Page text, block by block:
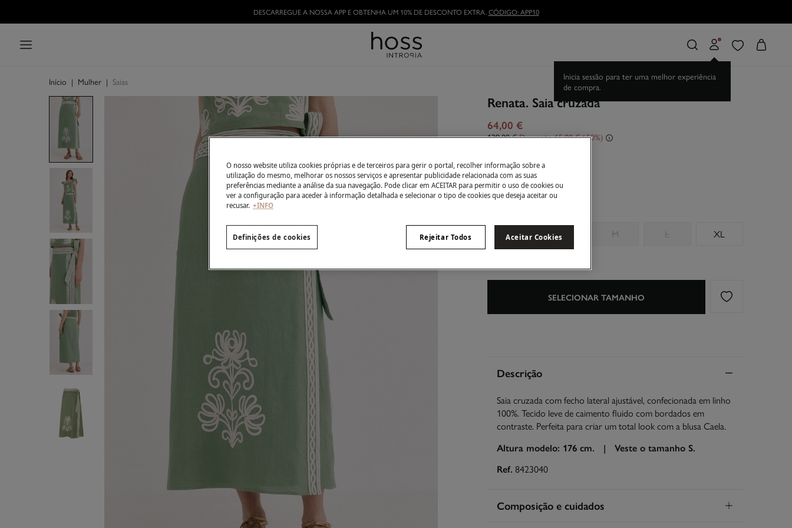
TORNE-SE HOSSLOVERE APROVEITE AS VANTAGENS
Início | Mulher | Saias
Renata. Saia cruzada
64,00 €
129,00 € Desconto 65,00 € 50
Côr: Verde
XS
S M L XL
SELECIONAR TAMANHO
Descrição
Saia cruzada com fecho lateral ajustável, confecionada em linho
100%. Tecido leve de caimento fluido com bordados em
contraste. Perfeita para criar um total look com a blusa Caela.
Altura modelo: 176 cm. | Veste o tamanho S.
Ref. 8423040
Composição e cuidados
O nosso website utiliza cookies próprias e de terceiros para gerir o portal, recolher informação sobre a
utilização do mesmo, melhorar os nossos serviços e apresentar publicidade relacionada com as suas
preferências mediante a análise da sua navegação. Pode clicar em ACEITAR para permitir o uso de cookies ou
ver a configuração para aceder à informação detalhada e selecionar o tipo de cookies que deseja aceitar ou
recusar. +INFO
Rejeitar Todos Aceitar Cookies
Definições de cookies